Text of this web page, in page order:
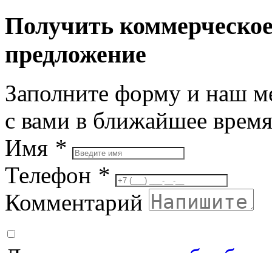
Получить
предложение
Заполните форму и наш
с вами в ближайшее время
Имя *
Телефон *
Комментарий